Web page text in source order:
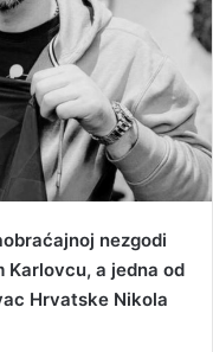
nezgodi
Karlovcu, a jedna od
Hrvatske Nikola